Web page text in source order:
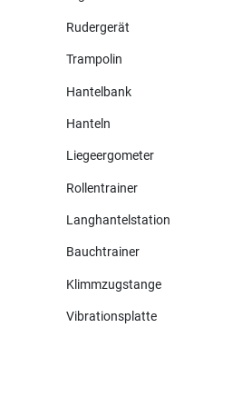
Rudergerät
Trampolin
Hantelbank
Hanteln
Liegeergometer
Rollentrainer
Langhantelstation
Bauchtrainer
Klimmzugstange
Vibrationsplatte